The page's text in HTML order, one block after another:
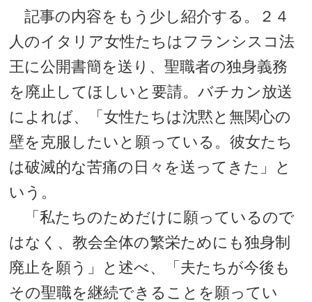
記事の内容をもう少し紹介する。２４
人のイタリア女性たちはフランシスコ法
王に公開書簡を送り、聖職者の独身義務
を廃止してほしいと要請。バチカン放送
によれば、「女性たちは沈黙と無関心の
壁を克服したいと願っている。彼女たち
は破滅的な苦痛の日々を送ってきた」と
いう。
「私たちのためだけに願っているので
はなく、教会全体の繁栄ためにも独身制
廃止を願う」と述べ、「夫たちが今後も
その聖職を継続できることを願ってい